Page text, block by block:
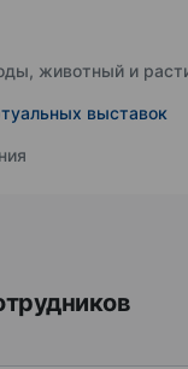
животный и
выставок